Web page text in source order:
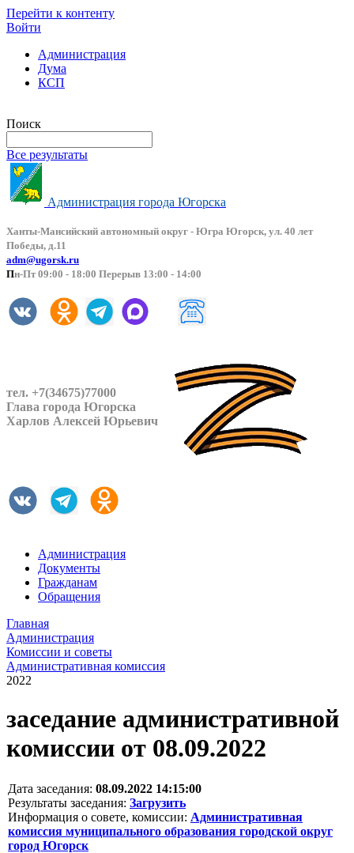
Перейти к контенту
Войти
Администрация
Дума
КСП
Поиск
Все результаты
Администрация города Югорска
Ханты-Мансийский автономный округ - Югра Югорск, ул. 40 лет
Победы, д.11
adm@ugorsk.ru
Пн-Пт 09:00 - 18:00 Перерыв 13:00 - 14:00
тел. +7(34675)77000
Глава города Югорска
Харлов Алексей Юрьевич
Администрация
Документы
Гражданам
Обращения
Главная
Администрация
Комиссии и советы
Административная комиссия
2022
заседание административной
комиссии от 08.09.2022
Дата заседания: 08.09.2022 14:15:00
Результаты заседания: Загрузить
Информация о совете, комиссии: Административная
комиссия муниципального образования городской округ
город Югорск